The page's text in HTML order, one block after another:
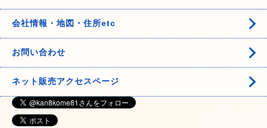
会社情報・地図・住所etc
お問い合わせ
ネット販売アクセスページ